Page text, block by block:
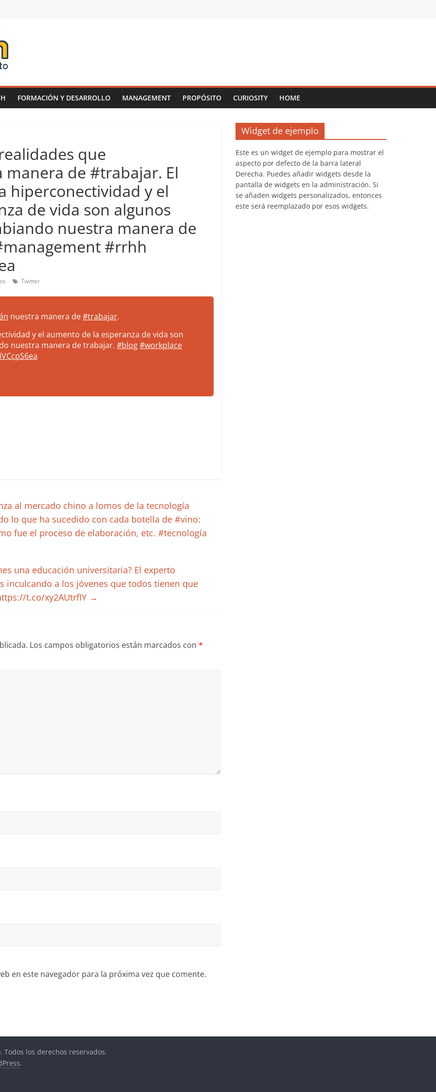
FORMACIÓN Y DESARROLLO MANAGEMENT PROPÓSITO CURIOSITY HOME
que
de #trabajar. El
hiperconectividad y el
de vida son algunos
nuestra manera de
#rrhh
Twitter
nuestra manera de#trabajar.
y el aumento de la esperanza de vida son
nuestra manera de trabajar. #blog#workplace
al mercado chino a lomos de la tecnología
lo que ha sucedido con cada botella de #vino:
fue el proceso de elaboración, etc. #tecnología
una educación universitaria? El experto
inculcando a los jóvenes que todos tienen que
t.co/xy2AUtrfIY →
Los campos obligatorios están marcados con *
en este navegador para la próxima vez que comente.
Widget de ejemplo
Este es un widget de ejemplo para mostrar el
aspecto por defecto de la barra lateral
Derecha. Puedes añadir widgets desde la
pantalla de widgets en la administración. Si
se añaden widgets personalizados, entonces
este será reemplazado por esos widgets.
. Todos los derechos reservados.
.